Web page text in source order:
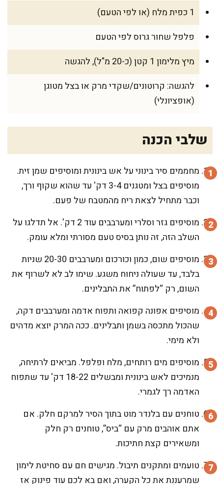
1 כפית מלח (או לפי הטעם)
פלפל שחור גרוס לפי הטעם
מיץ מלימון 1 קטן (כ-20 מ"ל), להגשה
להגשה: קרוטונים/שקדי מרק או בצל מטוגן
(אופציונלי)
שלבי הכנה
מחממים סיר בינוני על אש בינונית ומוסיפים שמן זית.
מוסיפים בצל ומטגנים 3-4 דק' עד שהוא שקוף ורך,
וכבר מתחיל לצאת ריח מהמטבח של פעם.
מוסיפים גזר וסלרי ומערבבים עוד 2 דק'. אל תדלגו על
השלב הזה, זה נותן בסיס טעם מסורתי ומלא עומק.
מוסיפים שום, כמון וכורכום ומערבבים 20-30 שניות
בלבד, עד שעולה ניחוח משגע. שימו לב לא לשרוף את
השום, רק “לפתוח” את התבלינים.
מוסיפים אפונה קפואה ותפוח אדמה ומערבבים דקה,
שהכול מתכסה בשמן ותבלינים. ככה המרק יוצא מדהים
ולא מימי.
מוסיפים מים רותחים, מלח ופלפל. מביאים לרתיחה,
מנמיכים לאש בינונית ומבשלים 18-22 דק' עד שתפוח
האדמה רך לגמרי.
טוחנים עם בלנדר מוט בתוך הסיר למרקם חלק. אם
אתם אוהבים מרק עם “ביס”, טוחנים רק חלק
ומשאירים קצת חתיכות.
טועמים ומתקנים תיבול. מגישים חם עם סחיטת לימון
שמרעננת את כל הקערה, ואם בא לכם עוד פינוק אז